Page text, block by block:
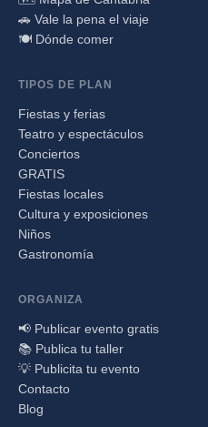
🚗 Vale la pena el viaje
🍽️ Dónde comer
TIPOS DE PLAN
Fiestas y ferias
Teatro y espectáculos
Conciertos
GRATIS
Fiestas locales
Cultura y exposiciones
Niños
Gastronomía
ORGANIZA
📢 Publicar evento gratis
📚 Publica tu taller
💡 Publicita tu evento
Contacto
Blog